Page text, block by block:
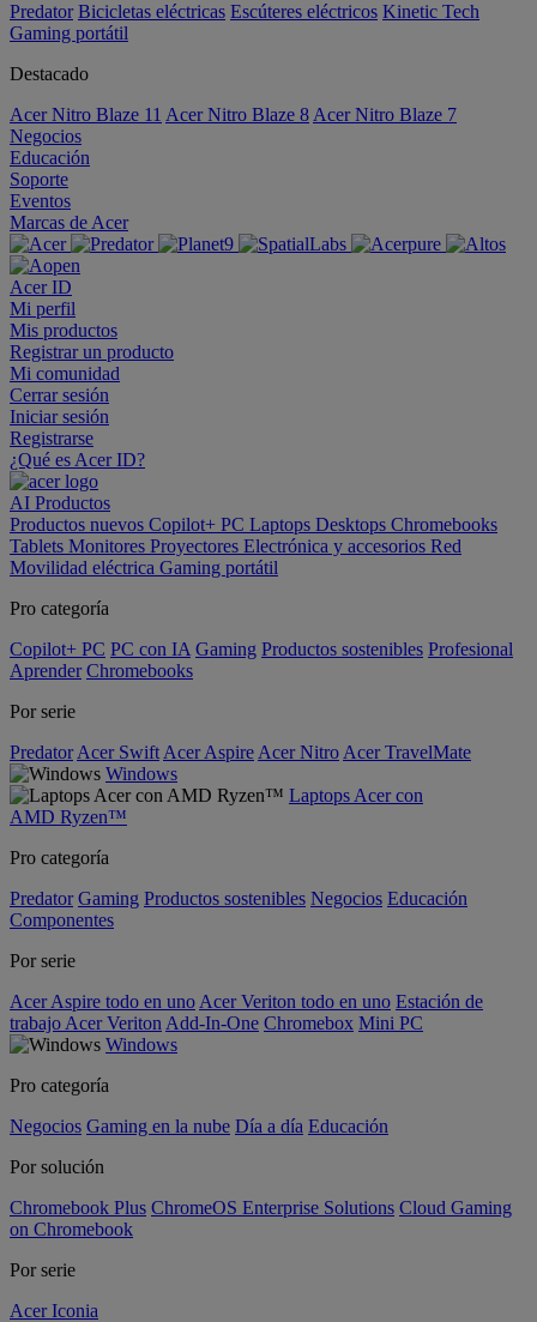
Predator Bicicletas eléctricas Escúteres eléctricos Kinetic Tech
Gaming portátil
Destacado
Acer Nitro Blaze 11 Acer Nitro Blaze 8 Acer Nitro Blaze 7
Negocios
Educación
Soporte
Eventos
Marcas de Acer
Acer ID
Mi perfil
Mis productos
Registrar un producto
Mi comunidad
Cerrar sesión
Iniciar sesión
Registrarse
¿Qué es Acer ID?
AI Productos
Productos nuevos Copilot+ PC Laptops Desktops Chromebooks
Tablets Monitores Proyectores Electrónica y accesorios Red
Movilidad eléctrica Gaming portátil
Pro categoría
Copilot+ PC PC con IA Gaming Productos sostenibles Profesional
Aprender Chromebooks
Por serie
Predator Acer Swift Acer Aspire Acer Nitro Acer TravelMate
Windows
Laptops Acer con
AMD Ryzen™
Pro categoría
Predator Gaming Productos sostenibles Negocios Educación
Componentes
Por serie
Acer Aspire todo en uno Acer Veriton todo en uno Estación de
trabajo Acer Veriton Add-In-One Chromebox Mini PC
Windows
Pro categoría
Negocios Gaming en la nube Día a día Educación
Por solución
Chromebook Plus ChromeOS Enterprise Solutions Cloud Gaming
on Chromebook
Por serie
Acer Iconia